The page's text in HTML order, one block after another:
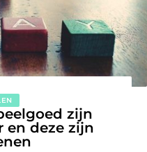
zijn
en deze zijn